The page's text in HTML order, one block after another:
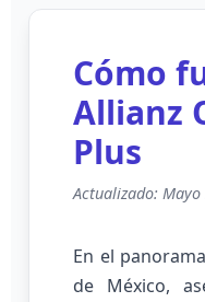
Cómo
Allianz
Plus
Actualizado: Mayo
En el
de México,